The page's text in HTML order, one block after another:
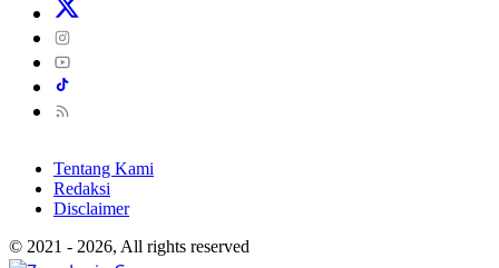
Tentang Kami
Redaksi
Disclaimer
© 2021 - 2026, All rights reserved